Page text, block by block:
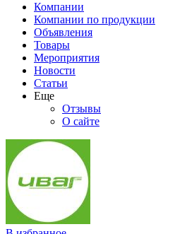
Компании
Компании по продукции
Объявления
Товары
Мероприятия
Новости
Статьи
Еще
Отзывы
О сайте